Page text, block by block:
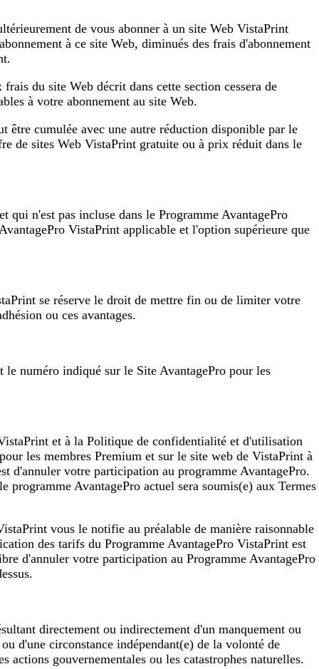
de vous abonner à un site Web VistaPrint
à ce site Web, diminués des frais d'abonnement
du site Web décrit dans cette section cessera de
à votre abonnement au site Web.
être cumulée avec une autre réduction disponible par le
de sites Web VistaPrint gratuite ou à prix réduit dans le
n'est pas incluse dans le Programme AvantagePro
VistaPrint applicable et l'option supérieure que
se réserve le droit de mettre fin ou de limiter votre
ou ces avantages.
numéro indiqué sur le Site AvantagePro pour les
et à la Politique de confidentialité et d'utilisation
les membres Premium et sur le site web de VistaPrint à
d'annuler votre participation au programme AvantagePro.
AvantagePro actuel sera soumis(e) aux Termes
vous le notifie au préalable de manière raisonnable
des tarifs du Programme AvantagePro VistaPrint est
d'annuler votre participation au Programme AvantagePro
directement ou indirectement d'un manquement ou
d'une circonstance indépendant(e) de la volonté de
gouvernementales ou les catastrophes naturelles.